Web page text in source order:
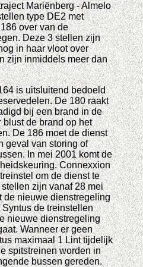
Mariënberg - Almelo
type DE2 met
over van de
Deze 3 stellen zijn
in haar vloot over
zijn inmiddels meer dan
is uitsluitend bedoeld
De 180 raakt
bij een brand in de
de brand op het
De 186 moet de dienst
geval van storing of
In mei 2001 komt de
Connexxion
om de dienst te
zijn vanaf 28 mei
de nieuwe dienstregeling
de treinstellen
nieuwe dienstregeling
Wanneer er geen
maximaal 1 Lint tijdelijk
spitstreinen worden in
bussen gereden.